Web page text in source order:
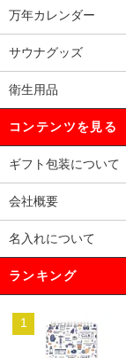
万年カレンダー
サウナグッズ
衛生用品
コンテンツを見る
ギフト包装について
会社概要
名入れについて
ランキング
1